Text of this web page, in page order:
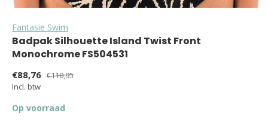
Fantasie Swim
Badpak Silhouette Island Twist Front
Monochrome FS504531
€88,76 €110,95
Incl. btw
Op voorraad